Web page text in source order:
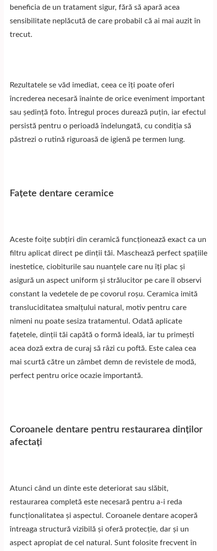
beneficia de un tratament sigur, fără să apară acea
sensibilitate neplăcută de care probabil că ai mai auzit în
trecut.
Rezultatele se văd imediat, ceea ce îți poate oferi
încrederea necesară înainte de orice eveniment important
sau ședință foto. Întregul proces durează puțin, iar efectul
persistă pentru o perioadă îndelungată, cu condiția să
păstrezi o rutină riguroasă de igienă pe termen lung.
Fațete dentare ceramice
Aceste foițe subțiri din ceramică funcționează exact ca un
filtru aplicat direct pe dinții tăi. Maschează perfect spațiile
inestetice, ciobiturile sau nuanțele care nu îți plac și
asigură un aspect uniform și strălucitor pe care îl observi
constant la vedetele de pe covorul roșu. Ceramica imită
transluciditatea smalțului natural, motiv pentru care
nimeni nu poate sesiza tratamentul. Odată aplicate
fațetele, dinții tăi capătă o formă ideală, iar tu primești
acea doză extra de curaj să râzi cu poftă. Este calea cea
mai scurtă către un zâmbet demn de revistele de modă,
perfect pentru orice ocazie importantă.
Coroanele dentare pentru restaurarea dinților
afectați
Atunci când un dinte este deteriorat sau slăbit,
restaurarea completă este necesară pentru a-i reda
funcționalitatea și aspectul. Coroanele dentare acoperă
întreaga structură vizibilă și oferă protecție, dar și un
aspect apropiat de cel natural. Sunt folosite frecvent în